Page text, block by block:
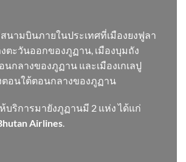
นามบินภายในประเทศที่เมืองยงฟูลา
งตะวันออกของภูฏาน, เมืองบุมถัง
นกลางของภูฏาน และเมืองเกเลปู
ตอนใต้ตอนกลางของภูฏาน
บริการมายังภูฏานมี 2 แห่ง ได้แก่
Airlines.